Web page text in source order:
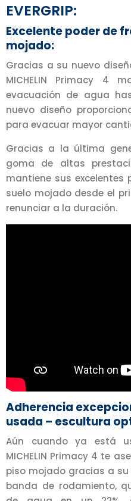
EVERGRIP:
Excelente poder de
mojado:
Gracias a su nuevo
MICHELIN Primacy 4
evacuación de agua
nuevo diseño
para evacuar mayor
Gracias a la última
goma de altas
mantiene sus excelentes
suelo mojado desde el
renunciar a la duración.
Adherencia
usada – escultura
Aún cuando ya está
MICHELIN Primacy 4 te
piso mojado gracias a
banda de rodamiento,